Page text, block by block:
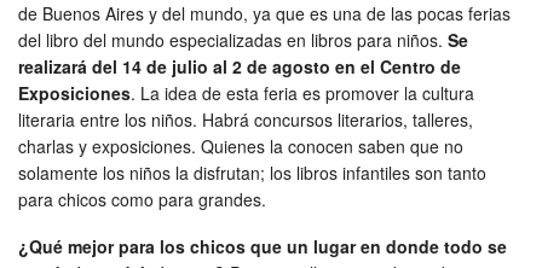
de Buenos Aires y del mundo, ya que es una de las pocas ferias
del libro del mundo especializadas en libros para niños. Se
realizará del 14 de julio al 2 de agosto en el Centro de
Exposiciones. La idea de esta feria es promover la cultura
literaria entre los niños. Habrá concursos literarios, talleres,
charlas y exposiciones. Quienes la conocen saben que no
solamente los niños la disfrutan; los libros infantiles son tanto
para chicos como para grandes.
¿Qué mejor para los chicos que un lugar en donde todo se